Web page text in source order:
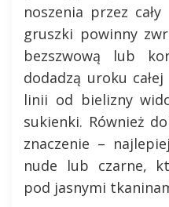
noszenia przez
gruszki powinny
bezszwową lub
dodadzą uroku
linii od bielizny
sukienki. Również
znaczenie –
nude lub czarne,
pod jasnymi